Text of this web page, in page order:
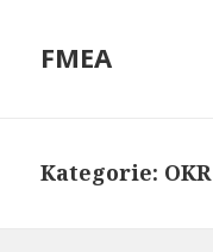
FMEA
Kategorie: OKR